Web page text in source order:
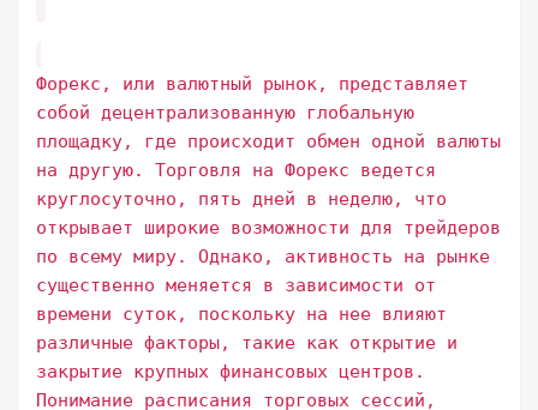
Форекс, или валютный рынок, представляет
собой децентрализованную глобальную
площадку, где происходит обмен одной валюты
на другую. Торговля на Форекс ведется
круглосуточно, пять дней в неделю, что
открывает широкие возможности для трейдеров
по всему миру. Однако, активность на рынке
существенно меняется в зависимости от
времени суток, поскольку на нее влияют
различные факторы, такие как открытие и
закрытие крупных финансовых центров.
Понимание расписания торговых сессий,